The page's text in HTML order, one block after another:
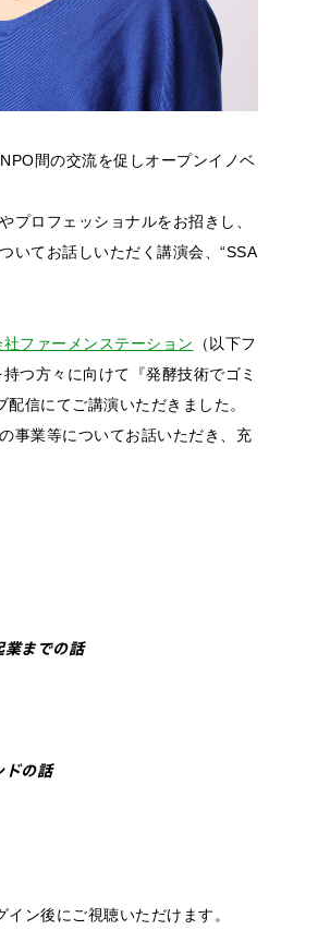
間の交流を促しオープンイノベ
プロフェッショナルをお招きし、
いてお話しいただく講演会、“SSA
ファーメンステーション （以下フ
つ方々に向けて『発酵技術でゴミ
信にてご講演いただきました。
事業等についてお話いただき、充
業までの話
ドの話
ン後にご視聴いただけます。